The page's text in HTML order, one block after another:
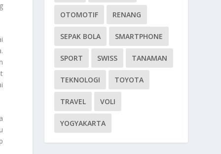
OTOMOTIF RENANG
SEPAK BOLA SMARTPHONE
SPORT SWISS TANAMAN
TEKNOLOGI TOYOTA
TRAVEL VOLI
YOGYAKARTA